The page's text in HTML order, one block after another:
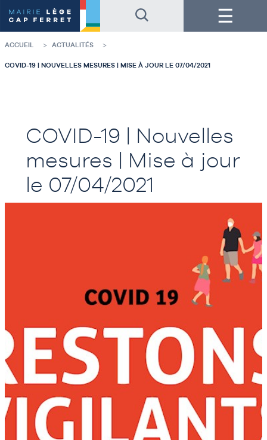
au
contenu
de
la
au
pied
de
page
Menu
ACCUEIL ACTUALITÉS
COVID-19 | NOUVELLES MESURES | MISE À JOUR LE 07/04/2021
COVID-19 | Nouvelles
mesures | Mise à jour
le 07/04/2021